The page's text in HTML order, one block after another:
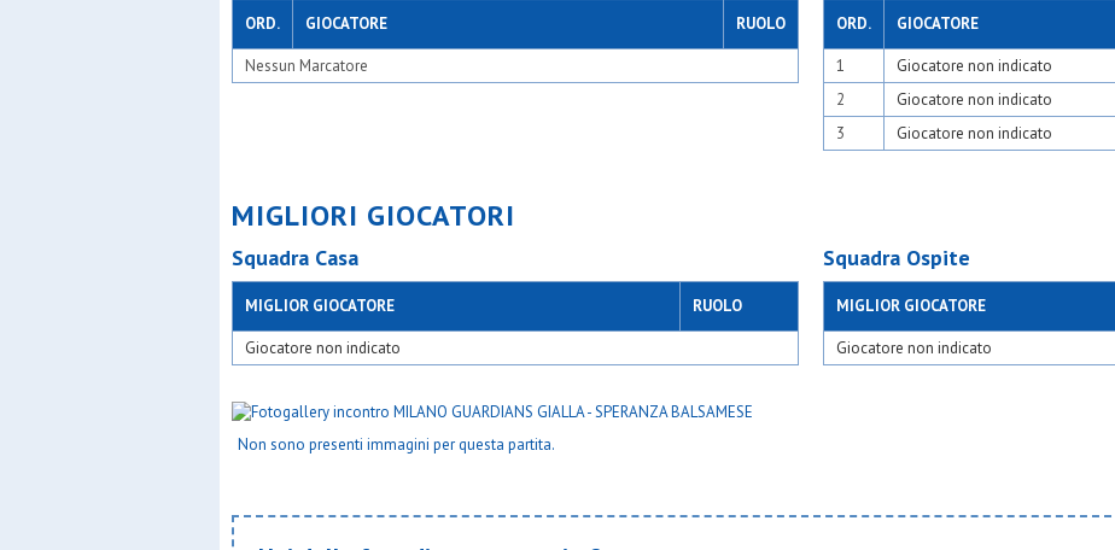
ORD. GIOCATORE RUOLO
Nessun Marcatore
ORD. GIOCATORE
1
Giocatore non indicato
2
Giocatore non indicato
3
Giocatore non indicato
MIGLIORI GIOCATORI
Squadra Casa
MIGLIOR GIOCATORE RUOLO
Giocatore non indicato
Squadra Ospite
MIGLIOR GIOCATORE
Giocatore non indicato
Non sono presenti immagini per questa partita.